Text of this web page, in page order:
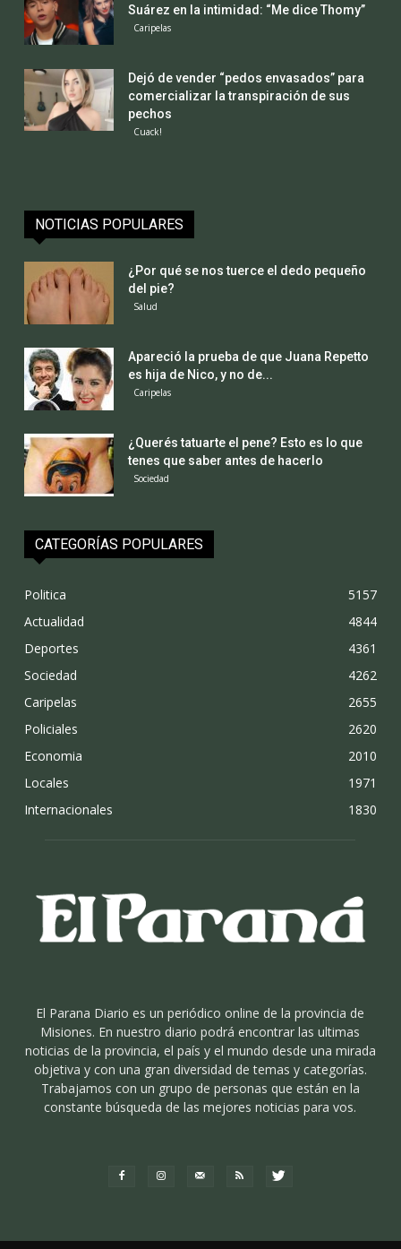
Suárez en la intimidad: “Me dice Thomy”
Caripelas
Dejó de vender “pedos envasados” para
comercializar la transpiración de sus
pechos
Cuack!
NOTICIAS POPULARES
¿Por qué se nos tuerce el dedo pequeño
del pie?
Salud
Apareció la prueba de que Juana Repetto
es hija de Nico, y no de...
Caripelas
¿Querés tatuarte el pene? Esto es lo que
tenes que saber antes de hacerlo
Sociedad
CATEGORÍAS POPULARES
Politica
5157
Actualidad
4844
Deportes
4361
Sociedad
4262
Caripelas
2655
Policiales
2620
Economia
2010
Locales
1971
Internacionales
1830
El Parana Diario es un periódico online de la provincia de
Misiones. En nuestro diario podrá encontrar las ultimas
noticias de la provincia, el país y el mundo desde una mirada
objetiva y con una gran diversidad de temas y categorías.
Trabajamos con un grupo de personas que están en la
constante búsqueda de las mejores noticias para vos.